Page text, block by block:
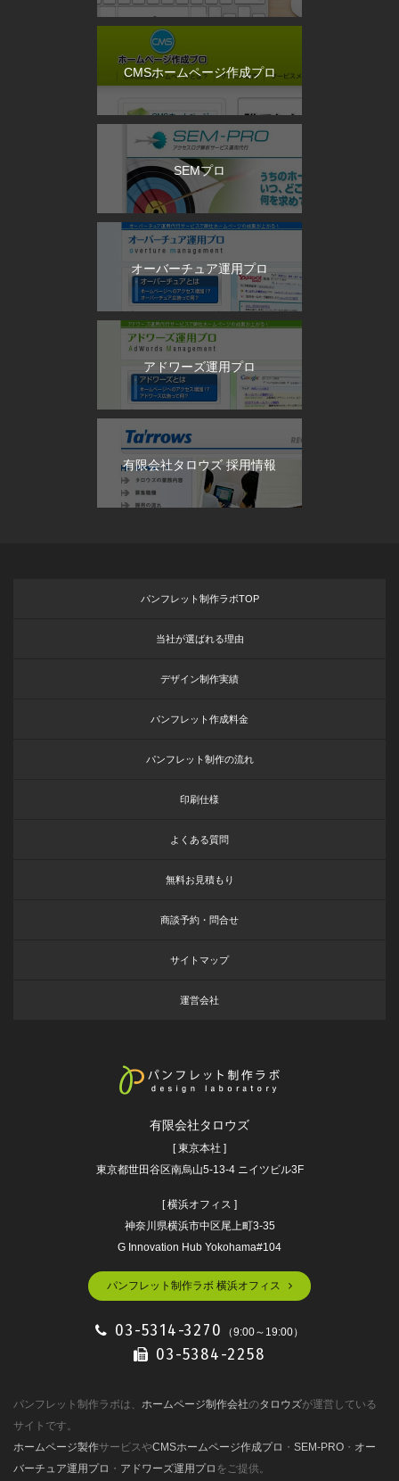
CMSホームページ作成プロ
SEMプロ
オーバーチュア運用プロ
アドワーズ運用プロ
有限会社タロウズ 採用情報
パンフレット制作ラボTOP
当社が選ばれる理由
デザイン制作実績
パンフレット作成料金
パンフレット制作の流れ
印刷仕様
よくある質問
無料お見積もり
商談予約・問合せ
サイトマップ
運営会社
有限会社タロウズ
[ 東京本社 ]
東京都世田谷区南烏山5-13-4 ニイツビル3F
[ 横浜オフィス ]
神奈川県横浜市中区尾上町3-35
G Innovation Hub Yokohama#104
パンフレット制作ラボ 横浜オフィス
03-5314-3270 （9:00～19:00）
03-5384-2258
パンフレット制作ラボは、 ホームページ制作会社のタロウズが運営している
サイトです。
ホームページ製作サービスやCMSホームページ作成プロ ・ SEM-PRO ・ オー
バーチュア運用プロ ・ アドワーズ運用プロ をご提供。